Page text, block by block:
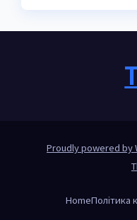
Proudly powered by
HomeПолітика